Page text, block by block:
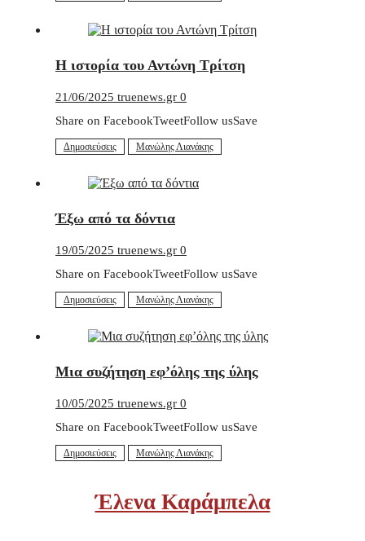
Η ιστορία του Αντώνη Τρίτση
21/06/2025 truenews.gr 0
Share on FacebookTweetFollow usSave
Δημοσιεύσεις Μανώλης Λιανάκης
Έξω από τα δόντια
19/05/2025 truenews.gr 0
Share on FacebookTweetFollow usSave
Δημοσιεύσεις Μανώλης Λιανάκης
Μια συζήτηση εφ’όλης της ύλης
10/05/2025 truenews.gr 0
Share on FacebookTweetFollow usSave
Δημοσιεύσεις Μανώλης Λιανάκης
Έλενα Καράμπελα